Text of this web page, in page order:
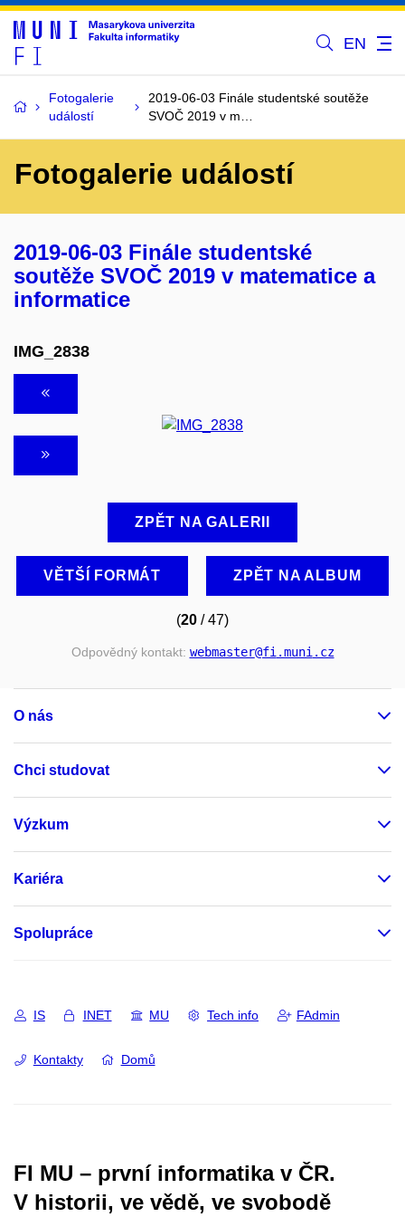
EN
Fotogalerie
událostí
2019-06-03 Finále studentské soutěže
SVOČ 2019 v m…
Fotogalerie událostí
2019-06-03 Finále studentské
soutěže SVOČ 2019 v matematice a
informatice
IMG_2838
ZPĚT NA GALERII
VĚTŠÍ FORMÁT ZPĚT NA ALBUM
(20 / 47)
Odpovědný kontakt: webmaster@fi.muni.cz
O nás
Chci studovat
Výzkum
Kariéra
Spolupráce
IS INET MU Tech info FAdmin
Kontakty Domů
FI MU – první informatika v ČR.
V historii, ve vědě, ve svobodě